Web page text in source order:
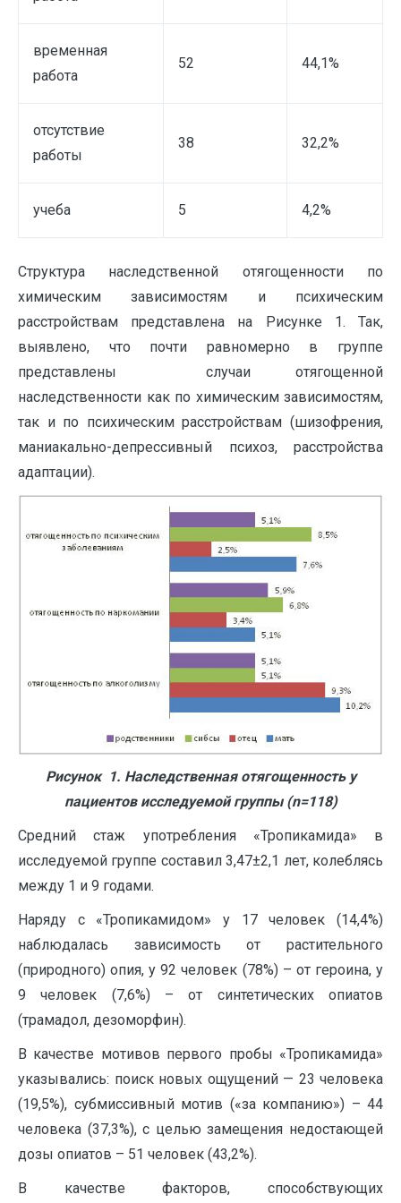
временная
работа
52 44,1%
отсутствие
работы
38 32,2%
учеба 5 4,2%
Структура наследственной отягощенности по
химическим зависимостям и психическим
расстройствам представлена на Рисунке 1. Так,
выявлено, что почти равномерно в группе
представлены случаи отягощенной
наследственности как по химическим зависимостям,
так и по психическим расстройствам (шизофрения,
маниакально-депрессивный психоз, расстройства
адаптации).
Рисунок 1. Наследственная отягощенность у
пациентов исследуемой группы (n=118)
Средний стаж употребления «Тропикамида» в
исследуемой группе составил 3,47±2,1 лет, колеблясь
между 1 и 9 годами.
Наряду с «Тропикамидом» у 17 человек (14,4%)
наблюдалась зависимость от растительного
(природного) опия, у 92 человек (78%) – от героина, у
9 человек (7,6%) – от синтетических опиатов
(трамадол, дезоморфин).
В качестве мотивов первого пробы «Тропикамида»
указывались: поиск новых ощущений — 23 человека
(19,5%), субмиссивный мотив («за компанию») – 44
человека (37,3%), с целью замещения недостающей
дозы опиатов – 51 человек (43,2%).
В качестве факторов, способствующих